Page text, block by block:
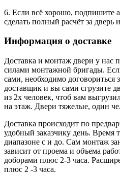
6. Если всё хорошо, подпишите
сделать полный расчёт за дверь
Информация о доставке
Доставка и монтаж двери у нас
силами монтажной бригады.
сами, необходимо договориться
доставщик и вы сами сгрузите
из 2х человек, чтоб вам
на этаж. Двери тяжелые, один
Доставка происходит по
удобный заказчику день. Время
диапазоне с и до. Сам монтаж
зависит от проема и объема
доборами плюс 2-3 часа.
плюс 2 -3 часа.